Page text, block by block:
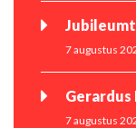
7 augustus
Gerardus
7 augustus